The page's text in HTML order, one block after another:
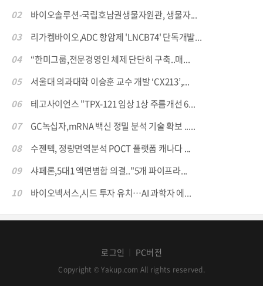
02
바이오솔루션-국립호남권생물자원관, 생물자...
03
리가켐바이오,ADC 항암제 'LNCB74' 단독개발...
04
“한미그룹,전문경영인 체제 단단히 구축..매...
05
서울대 의과대학 이승훈 교수 개발 ‘CX213’,...
06
테고사이언스 "TPX-121 임상 1상 주름개선 6...
07
GC녹십자,mRNA 백신 정밀 분석 기술 확보 .....
08
수젠텍, 정량면역분석 POCT 플랫폼 캐나다 ...
09
샤페론,5대1 액면병합 의결.."5개 파이프라...
10
바이오넥서스,시드 투자 유치…AI 과학자 에...
로그인 PC버전
Copyright © Yakup.com All rights reserved.